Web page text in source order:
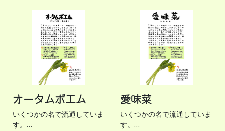
オータムポエム
いくつかの名で流通していま
す。…
愛味菜
いくつかの名で流通していま
す。…